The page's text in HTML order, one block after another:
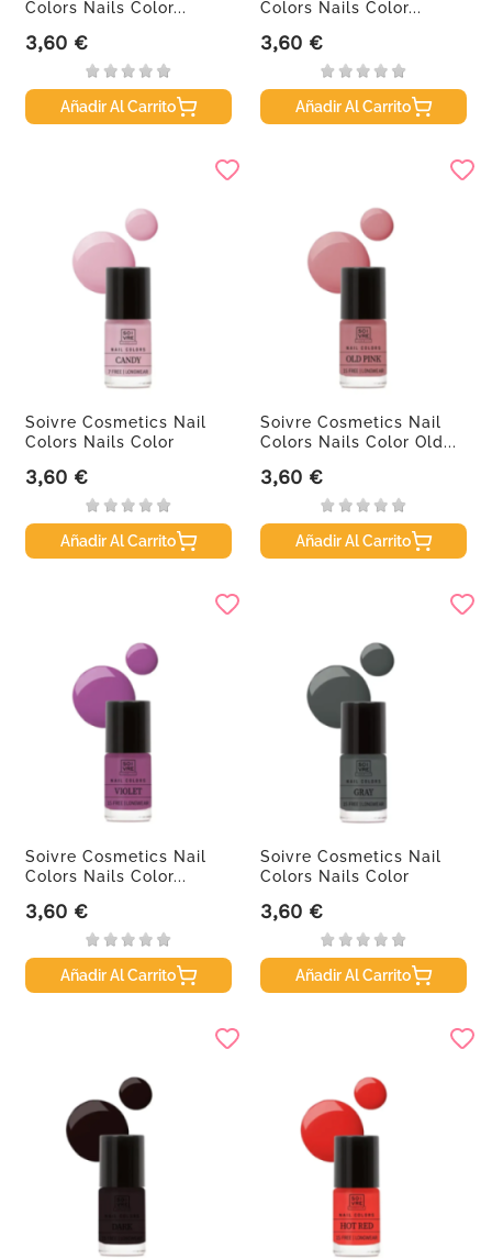
Colors Nails Color...
Precio
3,60 €
Añadir Al Carrito
Colors Nails Color...
Precio
3,60 €
Añadir Al Carrito
Soivre Cosmetics Nail
Colors Nails Color
Precio
3,60 €
Añadir Al Carrito
Soivre Cosmetics Nail
Colors Nails Color Old...
Precio
3,60 €
Añadir Al Carrito
Soivre Cosmetics Nail
Colors Nails Color...
Precio
3,60 €
Añadir Al Carrito
Soivre Cosmetics Nail
Colors Nails Color
Precio
3,60 €
Añadir Al Carrito